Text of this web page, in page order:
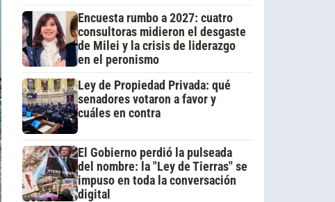
Encuesta rumbo a 2027: cuatro
consultoras midieron el desgaste
de Milei y la crisis de liderazgo
en el peronismo
Ley de Propiedad Privada: qué
senadores votaron a favor y
cuáles en contra
El Gobierno perdió la pulseada
del nombre: la "Ley de Tierras" se
impuso en toda la conversación
digital